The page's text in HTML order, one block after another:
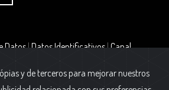
y de terceros para mejorar nuestros
Datos|Datos Identificativos|Canal